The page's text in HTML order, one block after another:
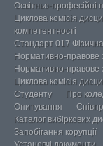
Освітньо-професійні
Циклова комісія
компетентності
Стандарт 017 Фізична
Нормативно-правове
Нормативно-правове
Циклова комісія
Студенту
Про
Опитування
Каталог вибіркових
Запобігання корупції